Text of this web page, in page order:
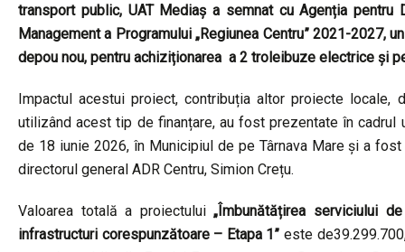
transport public, UAT Mediaș a semnat cu Agenția pentru
Management a Programului „Regiunea Centru” 2021-2027,
depou nou, pentru achiziționarea a 2 troleibuze electrice și
Impactul acestui proiect, contribuția altor proiecte
utilizând acest tip de finanțare, au fost prezentate în cadrul
de 18 iunie 2026, în Municipiul de pe Târnava Mare și a
directorul general ADR Centru, Simion Crețu.
Valoarea totală a proiectului„Îmbunătățirea serviciului
infrastructuri corespunzătoare – Etapa 1” este